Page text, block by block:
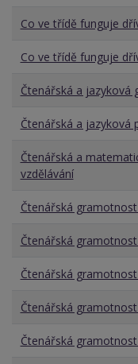
Co ve třídě funguje
Co ve třídě funguje
Čtenářská a jazyková
Čtenářská a jazyková
Čtenářská a
vzdělávání
Čtenářská
Čtenářská
Čtenářská
Čtenářská
Čtenářská